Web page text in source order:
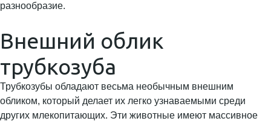
разнообразие.
Внешний облик
трубкозуба
Трубкозубы обладают весьма необычным внешним
обликом, который делает их легко узнаваемыми среди
других млекопитающих. Эти животные имеют массивное